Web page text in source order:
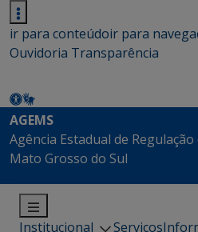
ir para conteúdoir para
Ouvidoria Transparência
AGEMS
Agência Estadual de
Mato Grosso do Sul
Institucional Serviços